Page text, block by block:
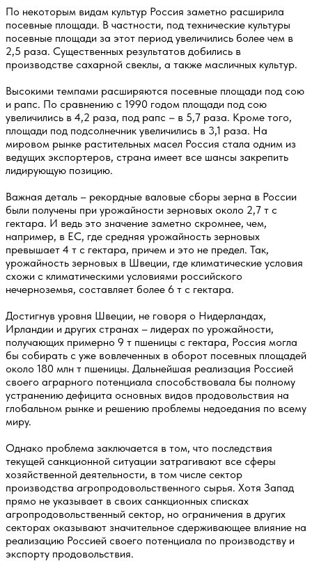
По некоторым видам культур Россия заметно расширила
посевные площади. В частности, под технические культуры
посевные площади за этот период увеличились более чем в
2,5 раза. Существенных результатов добились в
производстве сахарной свеклы, а также масличных культур.
Высокими темпами расширяются посевные площади под сою
и рапс. По сравнению с 1990 годом площади под сою
увеличились в 4,2 раза, под рапс – в 5,7 раза. Кроме того,
площади под подсолнечник увеличились в 3,1 раза. На
мировом рынке растительных масел Россия стала одним из
ведущих экспортеров, страна имеет все шансы закрепить
лидирующую позицию.
Важная деталь – рекордные валовые сборы зерна в России
были получены при урожайности зерновых около 2,7 т с
гектара. И ведь это значение заметно скромнее, чем,
например, в ЕС, где средняя урожайность зерновых
превышает 4 т с гектара, причем и это не предел. Так,
урожайность зерновых в Швеции, где климатические условия
схожи с климатическими условиями российского
нечерноземья, составляет более 6 т с гектара.
Достигнув уровня Швеции, не говоря о Нидерландах,
Ирландии и других странах – лидерах по урожайности,
получающих примерно 9 т пшеницы с гектара, Россия могла
бы собирать с уже вовлеченных в оборот посевных площадей
около 180 млн т пшеницы. Дальнейшая реализация Россией
своего аграрного потенциала способствовала бы полному
устранению дефицита основных видов продовольствия на
глобальном рынке и решению проблемы недоедания по всему
миру.
Однако проблема заключается в том, что последствия
текущей санкционной ситуации затрагивают все сферы
хозяйственной деятельности, в том числе сектор
производства агропродовольственного сырья. Хотя Запад
прямо не указывает в своих санкционных списках
агропродовольственный сектор, но ограничения в других
секторах оказывают значительное сдерживающее влияние на
реализацию Россией своего потенциала по производству и
экспорту продовольствия.